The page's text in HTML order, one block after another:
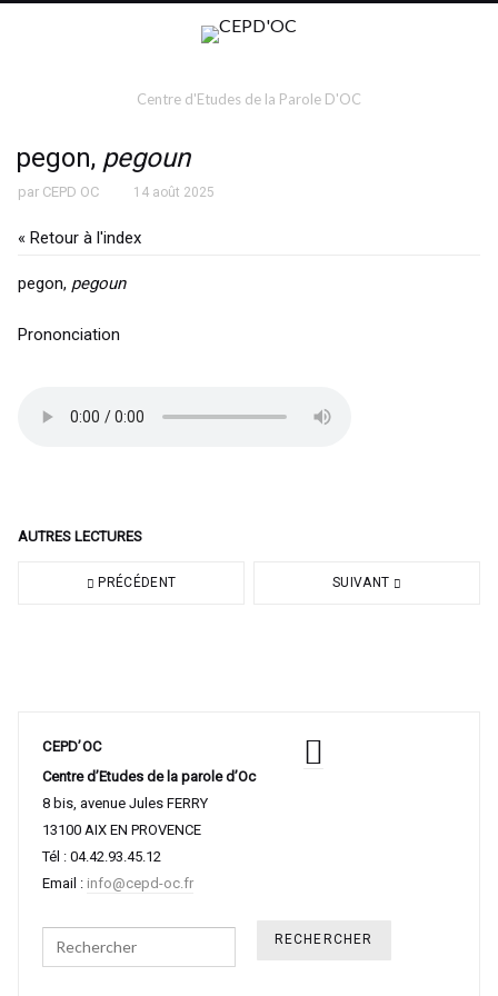
Centre d'Etudes de la Parole D'OC
pegon, pegoun
par CEPD OC 14 août 2025
« Retour à l'index
pegon, pegoun
Prononciation
AUTRES LECTURES
PRÉCÉDENT SUIVANT
CEPD’OC
Centre d’Etudes de la parole d’Oc
8 bis, avenue Jules FERRY
13100 AIX EN PROVENCE
Tél : 04.42.93.45.12
Email : info@cepd-oc.fr
Search